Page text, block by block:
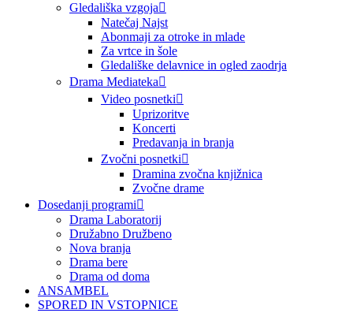
Gledališka vzgoja
Natečaj Najst
Abonmaji za otroke in mlade
Za vrtce in šole
Gledališke delavnice in ogled zaodrja
Drama Mediateka
Video posnetki
Uprizoritve
Koncerti
Predavanja in branja
Zvočni posnetki
Dramina zvočna knjižnica
Zvočne drame
Dosedanji programi
Drama Laboratorij
Družabno Družbeno
Nova branja
Drama bere
Drama od doma
ANSAMBEL
SPORED IN VSTOPNICE